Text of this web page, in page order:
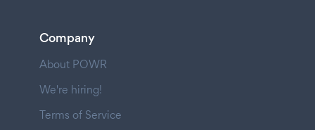
Company
About POWR
We're hiring!
Terms of Service